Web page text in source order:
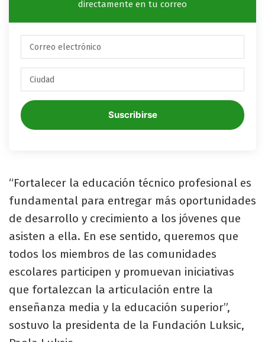
directamente en tu correo
Suscribirse
“Fortalecer la educación técnico profesional es
fundamental para entregar más oportunidades
de desarrollo y crecimiento a los jóvenes que
asisten a ella. En ese sentido, queremos que
todos los miembros de las comunidades
escolares participen y promuevan iniciativas
que fortalezcan la articulación entre la
enseñanza media y la educación superior”,
sostuvo la presidenta de la Fundación Luksic,